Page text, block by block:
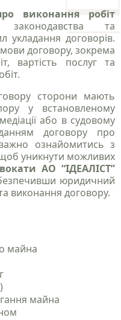
виконання робіт
законодавства та
укладання договорів.
договору, зокрема
вартість послуг та
сторони мають
у встановленому
або в судовому
договору про
ознайомитись з
уникнути можливих
АО “ІДЕАЛІСТ”
юридичний
виконання договору.
майна
майна